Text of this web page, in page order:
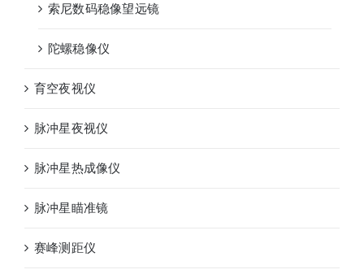
索尼数码稳像望远镜
陀螺稳像仪
育空夜视仪
脉冲星夜视仪
脉冲星热成像仪
脉冲星瞄准镜
赛峰测距仪